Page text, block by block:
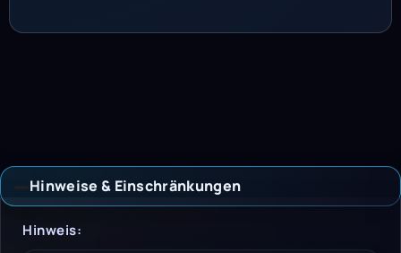
Hinweise & Einschränkungen
Hinweise &
Hinweis: